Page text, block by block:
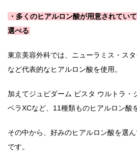
・多くのヒアルロン酸が用意されてい
選べる
東京美容外科では、ニューラミス・ス
など代表的なヒアルロン酸を使用。
加えてジュビダーム ビスタ ウルトラ・
ベラXCなど、11種類ものヒアルロン酸
その中から、好みのヒアルロン酸を選
です。